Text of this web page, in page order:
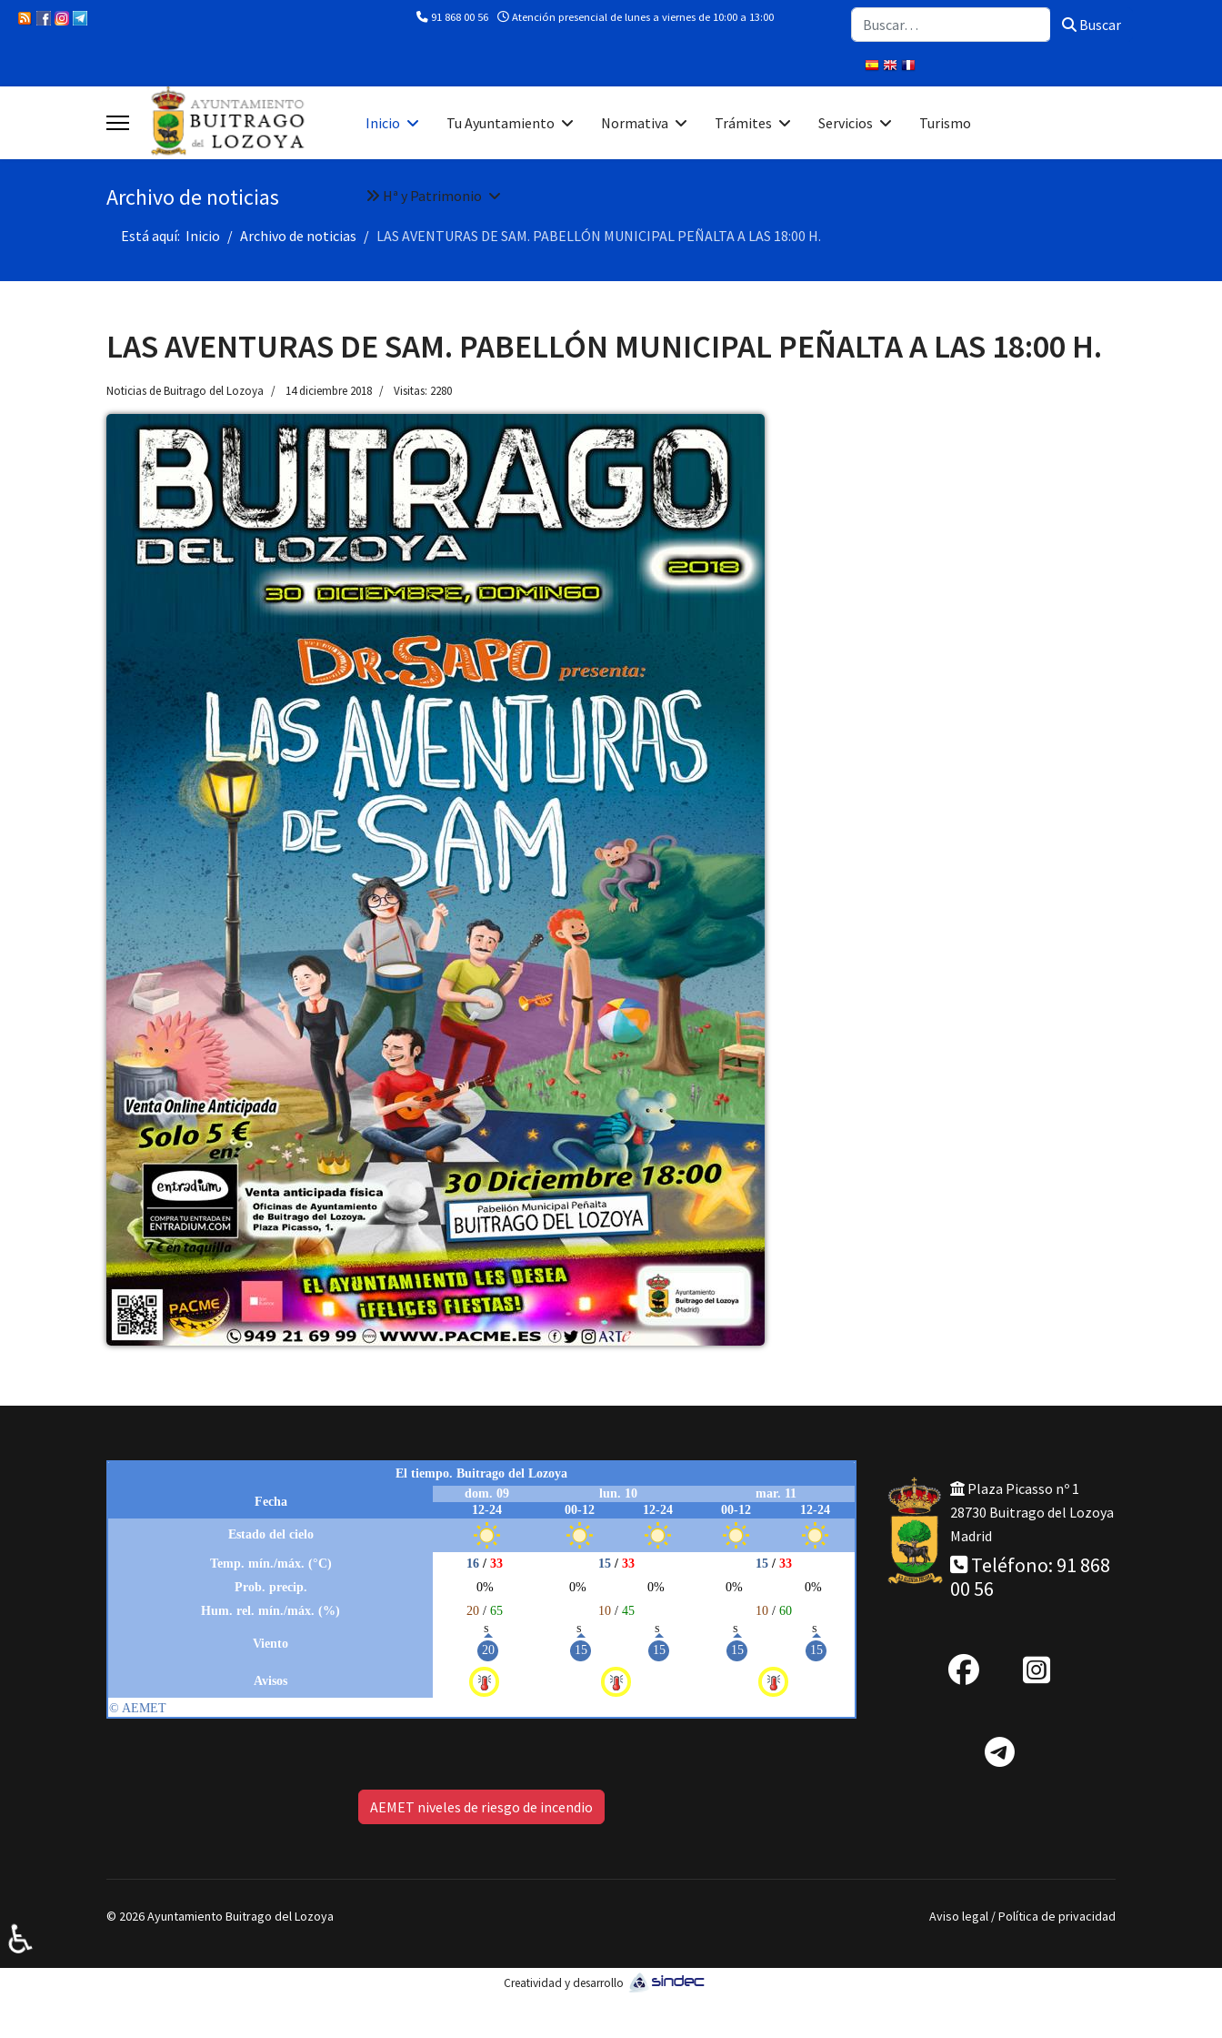
91 868 00 56 Atención presencial de lunes a viernes de 10:00 a 13:00 Buscar Buscar
Inicio Tu Ayuntamiento Normativa Trámites Servicios Turismo
Hª y Patrimonio
Archivo de noticias
Está aquí: Inicio Archivo de noticias LAS AVENTURAS DE SAM. PABELLÓN MUNICIPAL PEÑALTA A LAS 18:00 H.
LAS AVENTURAS DE SAM. PABELLÓN MUNICIPAL PEÑALTA A LAS 18:00 H.
Noticias de Buitrago del Lozoya 14 diciembre 2018 Visitas: 2280
AEMET niveles de riesgo de incendio
Plaza Picasso nº 1
28730 Buitrago del Lozoya
Madrid
Teléfono: 91 868
00 56
fab
facebook
IG
Telegram
© 2026 Ayuntamiento Buitrago del Lozoya Aviso legal /Política de privacidad
Creatividad y desarrollo